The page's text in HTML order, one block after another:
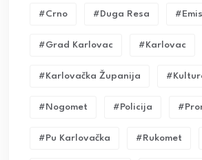
#crno #duga Resa
#grad Karlovac #karlovac
#karlovačka Županija
#nogomet #policija
#pu Karlovačka #rukomet